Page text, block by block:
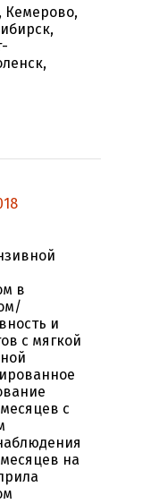
Кемерово,
в
и
с мягкой
с
на